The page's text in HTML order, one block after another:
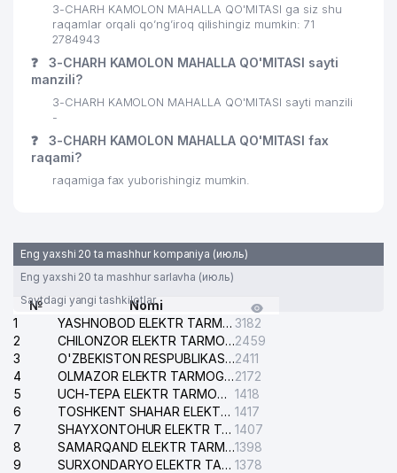
3-CHARH KAMOLON MAHALLA QO'MITASI ga siz shu
raqamlar orqali qo’ng’iroq qilishingiz mumkin: 71
2784943
❓
3-CHARH KAMOLON MAHALLA QO'MITASI sayti
manzili?
3-CHARH KAMOLON MAHALLA QO'MITASI sayti manzili
-
❓
3-CHARH KAMOLON MAHALLA QO'MITASI fax
raqami?
raqamiga fax yuborishingiz mumkin.
Eng yaxshi 20 ta mashhur kompaniya (июль)
Eng yaxshi 20 ta mashhur sarlavha (июль)
Saytdagi yangi tashkilotlar
№
Nomi
1
YASHNOBOD ELEKTR TARMOG'I NOSOZLIKLARI XIZMATI 3182
2
CHILONZOR ELEKTR TARMOG'I NOSOZLIK XIZMATI2459
3
O'ZBEKISTON RESPUBLIKASI BOSH PROKURATURASI ISHONCH TELEFONI2411
4
OLMAZOR ELEKTR TARMOG'I NOSOZLIKLARI XIZMATI2172
5
UCH-TEPA ELEKTR TARMOG'I NOSOZLIKLARI XIZMATI 1418
6
TOSHKENT SHAHAR ELEKTR TARMOQLARI KORXONASI AJ 1417
7
SHAYXONTOHUR ELEKTR TARMOG'I NOSOZLIKLARINI TUZATISH XIZMATI 1407
8
SAMARQAND ELEKTR TARMOQLARI AJ1398
9
SURXONDARYO ELEKTR TARMOQLARI AJ 1378